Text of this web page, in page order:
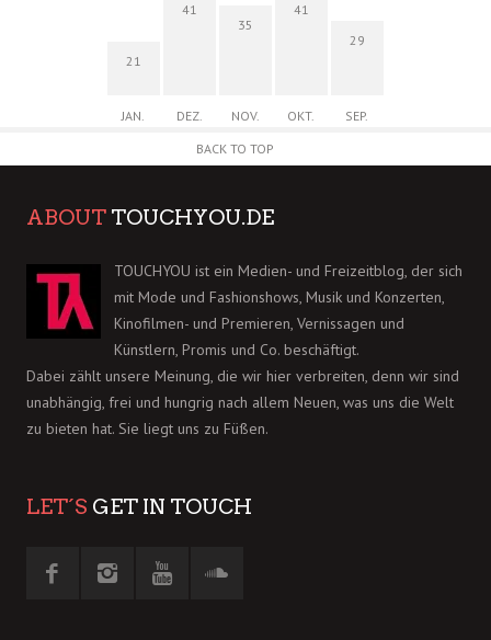
21
JAN.
41
DEZ.
35
NOV.
41
OKT.
29
SEP.
BACK TO TOP
ABOUT TOUCHYOU.DE
TOUCHYOU ist ein Medien- und Freizeitblog, der sich
mit Mode und Fashionshows, Musik und Konzerten,
Kinofilmen- und Premieren, Vernissagen und
Künstlern, Promis und Co. beschäftigt.
Dabei zählt unsere Meinung, die wir hier verbreiten, denn wir sind
unabhängig, frei und hungrig nach allem Neuen, was uns die Welt
zu bieten hat. Sie liegt uns zu Füßen.
LET´S GET IN TOUCH